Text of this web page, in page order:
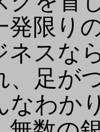
発限り
ネスな
、足が
なわか